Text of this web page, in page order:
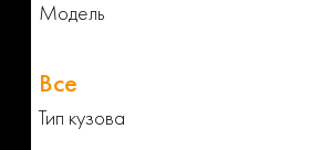
Модель
Тип кузова